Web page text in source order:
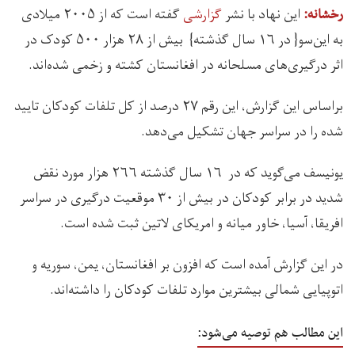
رخشانه:‌ این نهاد با نشرگزارشی
گفته است که از ۲۰۰۵ میلادی
به این‌سو{ در ۱۶ سال گذشته} بیش از ۲۸ هزار ۵۰۰ کودک در
اثر درگیری‌های مسلحانه در افغانستان کشته و زخمی شده‌اند.
براساس این گزارش، این رقم ۲۷ درصد از کل تلفات کودکان تایید
شده را در سراسر جهان تشکیل می‌دهد.
یونیسف می‌گوید که در ۱۶ سال گذشته ۲۶۶ هزار مورد نقض
شدید در برابر کودکان در بیش از ۳۰ موقعیت درگیری در سراسر
افریقا، آسیا، خاور میانه و امریکای لاتین ثبت شده است.
در این گزارش آمده است که افزون بر افغانستان، یمن، سوریه و
اتوپیایی شمالی بیشترین موارد تلفات کودکان را داشته‌اند.
این مطالب هم توصیه می‌شود: